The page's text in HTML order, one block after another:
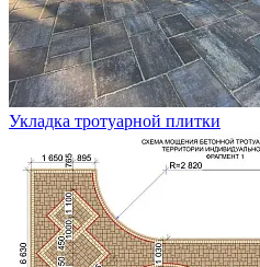
Укладка тротуарной плитки